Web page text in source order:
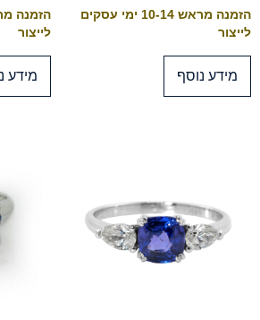
הזמנה מראש 10-14 ימי עסקים
לייצור
מידע נוסף
לייצור
מידע